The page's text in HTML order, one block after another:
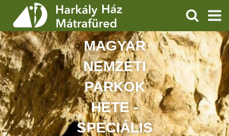
SZOLGÁLTATÁSOK
PROGRAMOK
HÍREK
RÓLUNK
KERESÉS
MAGYAR
NEMZETI
PARKOK
HETE -
SPECIÁLIS